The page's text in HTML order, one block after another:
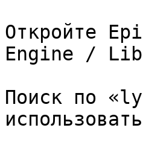
Откройте
Engine /
Поиск по